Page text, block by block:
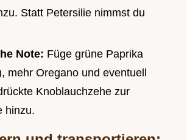
Statt Petersilie nimmst du
Note: Füge grüne Paprika
mehr Oregano und eventuell
Knoblauchzehe zur
hinzu.